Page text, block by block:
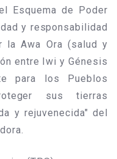
Esquema de Poder
y responsabilidad
la Awa Ora (salud y
entre Iwi y Génesis
para los Pueblos
sus tierras
y rejuvenecida" del